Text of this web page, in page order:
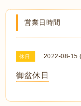
営業日時間
休日 2022-08-15
御盆休日